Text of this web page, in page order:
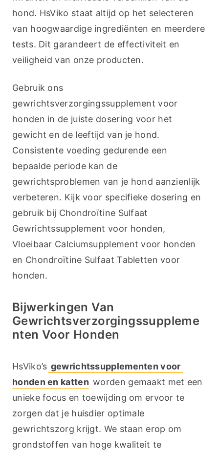
hond. HsViko staat altijd op het selecteren
van hoogwaardige ingrediënten en meerdere
tests. Dit garandeert de effectiviteit en
veiligheid van onze producten.
Gebruik ons
gewrichtsverzorgingssupplement voor
honden in de juiste dosering voor het
gewicht en de leeftijd van je hond.
Consistente voeding gedurende een
bepaalde periode kan de
gewrichtsproblemen van je hond aanzienlijk
verbeteren. Kijk voor specifieke dosering en
gebruik bij Chondroïtine Sulfaat
Gewrichtssupplement voor honden,
Vloeibaar Calciumsupplement voor honden
en Chondroïtine Sulfaat Tabletten voor
honden.
Bijwerkingen Van
Gewrichtsverzorgingssuppleme
Nten Voor Honden
HsViko’s gewrichtssupplementen voor
honden en katten worden gemaakt met een
unieke focus en toewijding om ervoor te
zorgen dat je huisdier optimale
gewrichtszorg krijgt. We staan erop om
grondstoffen van hoge kwaliteit te